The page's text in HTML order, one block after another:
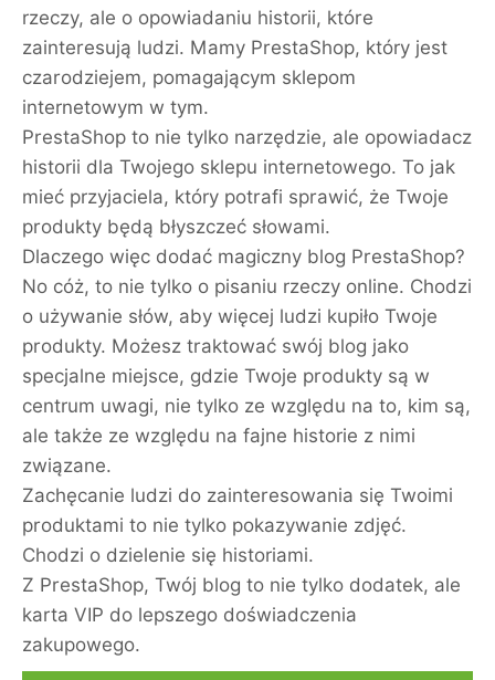
rzeczy, ale o opowiadaniu historii, które
zainteresują ludzi. Mamy PrestaShop, który jest
czarodziejem, pomagającym sklepom
internetowym w tym.
PrestaShop to nie tylko narzędzie, ale opowiadacz
historii dla Twojego sklepu internetowego. To jak
mieć przyjaciela, który potrafi sprawić, że Twoje
produkty będą błyszczeć słowami.
Dlaczego więc dodać magiczny blog PrestaShop?
No cóż, to nie tylko o pisaniu rzeczy online. Chodzi
o używanie słów, aby więcej ludzi kupiło Twoje
produkty. Możesz traktować swój blog jako
specjalne miejsce, gdzie Twoje produkty są w
centrum uwagi, nie tylko ze względu na to, kim są,
ale także ze względu na fajne historie z nimi
związane.
Zachęcanie ludzi do zainteresowania się Twoimi
produktami to nie tylko pokazywanie zdjęć.
Chodzi o dzielenie się historiami.
Z PrestaShop, Twój blog to nie tylko dodatek, ale
karta VIP do lepszego doświadczenia
zakupowego.